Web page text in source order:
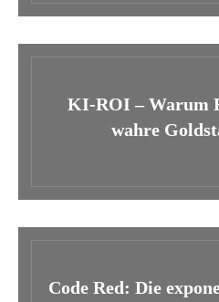
KI-ROI – Warum
wahre
Code Red: Die